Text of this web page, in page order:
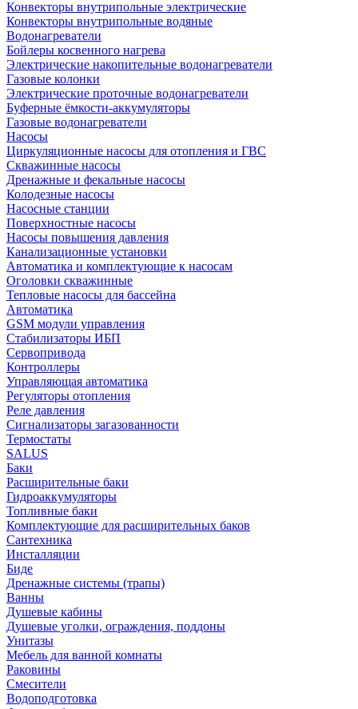
Конвекторы внутрипольные электрические
Конвекторы внутрипольные водяные
Водонагреватели
Бойлеры косвенного нагрева
Электрические накопительные водонагреватели
Газовые колонки
Электрические проточные водонагреватели
Буферные ёмкости-аккумуляторы
Газовые водонагреватели
Насосы
Циркуляционные насосы для отопления и ГВС
Скважинные насосы
Дренажные и фекальные насосы
Колодезные насосы
Насосные станции
Поверхностные насосы
Насосы повышения давления
Канализационные установки
Автоматика и комплектующие к насосам
Оголовки скважинные
Тепловые насосы для бассейна
Автоматика
GSM модули управления
Стабилизаторы ИБП
Сервопривода
Контроллеры
Управляющая автоматика
Регуляторы отопления
Реле давления
Сигнализаторы загазованности
Термостаты
SALUS
Баки
Расширительные баки
Гидроаккумуляторы
Топливные баки
Комплектующие для расширительных баков
Сантехника
Инсталляции
Биде
Дренажные системы (трапы)
Ванны
Душевые кабины
Душевые уголки, ограждения, поддоны
Унитазы
Мебель для ванной комнаты
Раковины
Смесители
Водоподготовка